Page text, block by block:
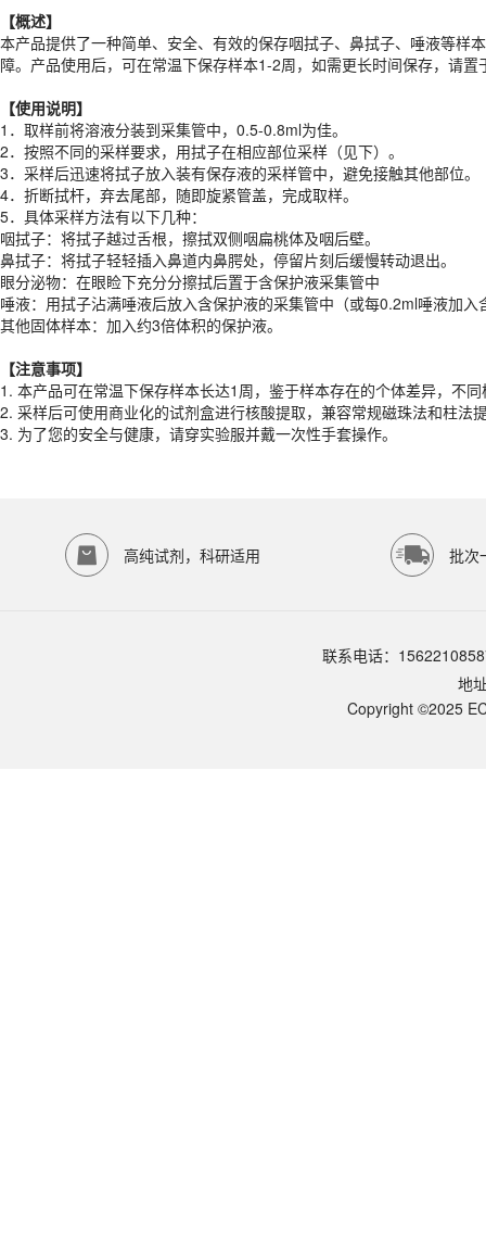
【使用说明】
1．取样前将溶液分装到采集管中，0.5-0.8ml为佳。
3．采样后迅速将拭子放入装有保存液的采样管中，避免接触其他部位。
4．折断拭杆，弃去尾部，随即旋紧管盖，完成取样。
5．具体采样方法有以下几种：
咽拭子：将拭子越过舌根，擦拭双侧咽扁桃体及咽后壁。
鼻拭子：将拭子轻轻插入鼻道内鼻腭处，停留片刻后缓慢转动退出。
眼分泌物：在眼睑下充分分擦拭后置于含保护液采集管中
唾液：用拭子沾满唾液后放入含保护液的采集管中（或每0.2ml唾液加入
其他固体样本：加入约3倍体积的保护液。
【注意事项】
1.本产品可在常温下保存样本长达1周，鉴于样本存在的个体差异，不
3.为了您的安全与健康，请穿实验服并戴一次性手套操作。
产品规格
货期
现货
规格
100ml、500ml
常温下保存样本1-2周，如需更长时间保存
参照产品说明书中的保存条件。一般生物科研试剂建议在2-8℃或-
SCIENTIFIC常规库存产品一般1-3个工作日内发货。如遇缺
【概述】
本产品提供了一种简单、安全、有效的保存咽拭子、鼻拭子、唾液等样
障。产品使用后，可在常温下保存样本1-2周，如需更长时间保存，请
【使用说明】
1．取样前将溶液分装到采集管中，0.5-0.8ml为佳。
2．按照不同的采样要求，用拭子在相应部位采样（见下）。
3．采样后迅速将拭子放入装有保存液的采样管中，避免接触其他部位。
4．折断拭杆，弃去尾部，随即旋紧管盖，完成取样。
5．具体采样方法有以下几种：
咽拭子：将拭子越过舌根，擦拭双侧咽扁桃体及咽后壁。
鼻拭子：将拭子轻轻插入鼻道内鼻腭处，停留片刻后缓慢转动退出。
眼分泌物：在眼睑下充分分擦拭后置于含保护液采集管中
唾液：用拭子沾满唾液后放入含保护液的采集管中（或每0.2ml唾液加
其他固体样本：加入约3倍体积的保护液。
【注意事项】
1. 本产品可在常温下保存样本长达1周，鉴于样本存在的个体差异，不
2. 采样后可使用商业化的试剂盒进行核酸提取，兼容常规磁珠法和柱法
3. 为了您的安全与健康，请穿实验服并戴一次性手套操作。
高纯试剂，科研适用 批次
联系电话：
地
Copyright ©2025